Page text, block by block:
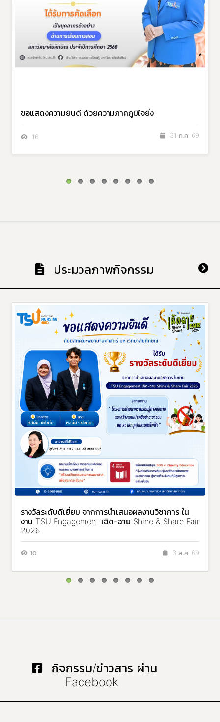
ขอแสดงความยินดี ด้วยความภาคภูมิใจยิ่ง
16 31 ก.ค. 69
ประมวลภาพกิจกรรม
รางวัลระดับดีเยี่ยม จากการนำเสนอผลงานวิชาการ ใน
งาน TSU Engagement เฉิด-ฉาย Shine & Share Fair
2026
10 3 ส.ค. 69
กิจกรรม/ข่าวสาร ผ่าน
Facebook